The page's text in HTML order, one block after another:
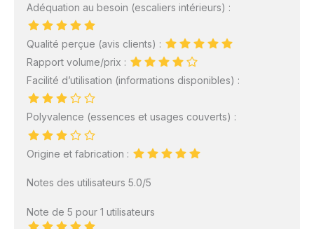
Adéquation au besoin (escaliers intérieurs) :
Qualité perçue (avis clients) :
Rapport volume/prix :
Facilité d’utilisation (informations disponibles) :
Polyvalence (essences et usages couverts) :
Origine et fabrication :
Notes des utilisateurs 5.0/5
Note de 5 pour 1 utilisateurs